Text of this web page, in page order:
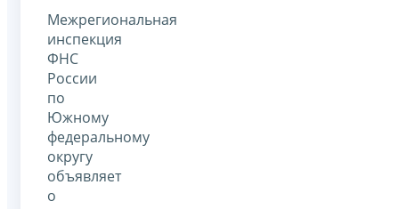
Межрегиональная
инспекция
ФНС
России
по
Южному
федеральному
округу
объявляет
о